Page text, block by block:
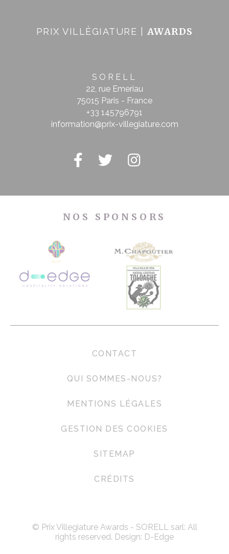
PRIX VILLÈGIATURE | AWARDS
SORELL
22, rue Emeriau
75015 Paris - France
+33 145796791
information@prix-villegiature.com
NOS SPONSORS
CONTACT
QUI SOMMES-NOUS?
MENTIONS LÉGALES
GESTION DES COOKIES
SITEMAP
CRÉDITS
© Prix Villegiature Awards - SORELL sarl: All
rights reserved. Design: D-Edge